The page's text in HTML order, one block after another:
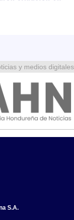
y medios digitales
S.A.